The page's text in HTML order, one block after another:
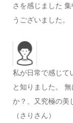
さを感じました
うございました。
私が日常で感じて
と知りました。
か？、又究極の美
（さりさん）